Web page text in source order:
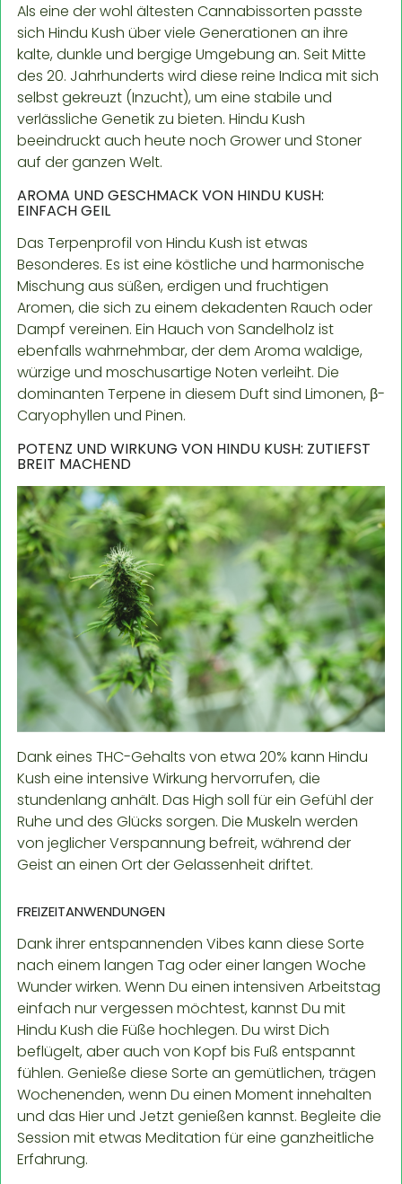
Als eine der wohl ältesten Cannabissorten passte
sich Hindu Kush über viele Generationen an ihre
kalte, dunkle und bergige Umgebung an. Seit Mitte
des 20. Jahrhunderts wird diese reine Indica mit sich
selbst gekreuzt (Inzucht), um eine stabile und
verlässliche Genetik zu bieten. Hindu Kush
beeindruckt auch heute noch Grower und Stoner
auf der ganzen Welt.
AROMA UND GESCHMACK VON HINDU KUSH:
EINFACH GEIL
Das Terpenprofil von Hindu Kush ist etwas
Besonderes. Es ist eine köstliche und harmonische
Mischung aus süßen, erdigen und fruchtigen
Aromen, die sich zu einem dekadenten Rauch oder
Dampf vereinen. Ein Hauch von Sandelholz ist
ebenfalls wahrnehmbar, der dem Aroma waldige,
würzige und moschusartige Noten verleiht. Die
dominanten Terpene in diesem Duft sind Limonen, β-
Caryophyllen und Pinen.
POTENZ UND WIRKUNG VON HINDU KUSH: ZUTIEFST
BREIT MACHEND
Dank eines THC-Gehalts von etwa 20% kann Hindu
Kush eine intensive Wirkung hervorrufen, die
stundenlang anhält. Das High soll für ein Gefühl der
Ruhe und des Glücks sorgen. Die Muskeln werden
von jeglicher Verspannung befreit, während der
Geist an einen Ort der Gelassenheit driftet.
FREIZEITANWENDUNGEN
Dank ihrer entspannenden Vibes kann diese Sorte
nach einem langen Tag oder einer langen Woche
Wunder wirken. Wenn Du einen intensiven Arbeitstag
einfach nur vergessen möchtest, kannst Du mit
Hindu Kush die Füße hochlegen. Du wirst Dich
beflügelt, aber auch von Kopf bis Fuß entspannt
fühlen. Genieße diese Sorte an gemütlichen, trägen
Wochenenden, wenn Du einen Moment innehalten
und das Hier und Jetzt genießen kannst. Begleite die
Session mit etwas Meditation für eine ganzheitliche
Erfahrung.